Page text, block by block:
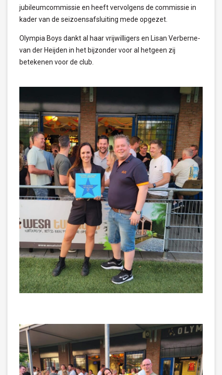
jubileumcommissie en heeft vervolgens de commissie in
kader van de seizoensafsluiting mede opgezet.
Olympia Boys dankt al haar vrijwilligers en Lisan Verberne-
van der Heijden in het bijzonder voor al hetgeen zij
betekenen voor de club.